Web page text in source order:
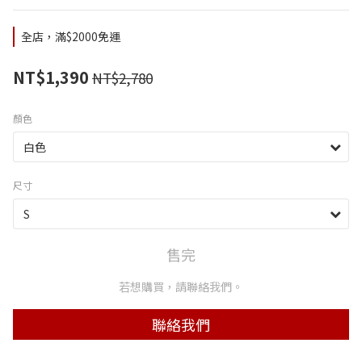
全店，滿$2000免運
NT$1,390 NT$2,780
顏色
尺寸
售完
若想購買，請聯絡我們。
聯絡我們